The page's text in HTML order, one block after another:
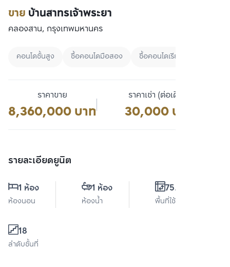
ขาย บ้านสาทรเจ้าพระยา
คลองสาน, กรุงเทพมหานคร
คอนโดชั้นสูง ซื้อคอนโดมือสอง ซื้อคอนโดเรียงตามราคา
ราคาขาย
8,360,000 บาท
ราคาเช่า (ต่อเดือน)
30,000 บาท
รายละเอียดยูนิต
1 ห้อง
ห้องนอน
1 ห้อง
ห้องน้ำ
75.5 ตร.ม.
พื้นที่ใช้สอย
18
ลำดับชั้นที่